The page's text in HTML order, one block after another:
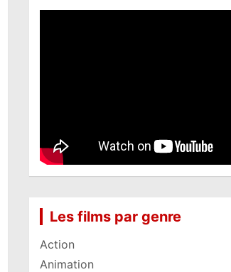
Les films par genre
Action
Animation